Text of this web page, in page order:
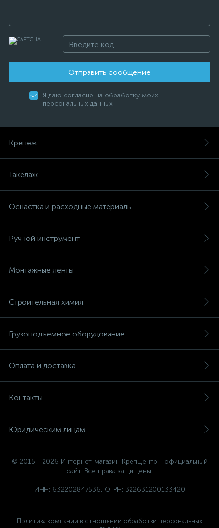
Отправить сообщение
Я даю согласие на обработку моих
персональных данных
Крепеж
Такелаж
Оснастка и расходные материалы
Ручной инструмент
Монтажные ленты
Строительная химия
Грузоподъемное оборудование
Оплата и доставка
Контакты
Юридическим лицам
© 2015 - 2026 Интернет-магазин КрепЦентр - официальный
сайт. Все права защищены.
ИНН: 632202847536, ОГРН: 322631200133420
Политика компании в отношении обработки персональных